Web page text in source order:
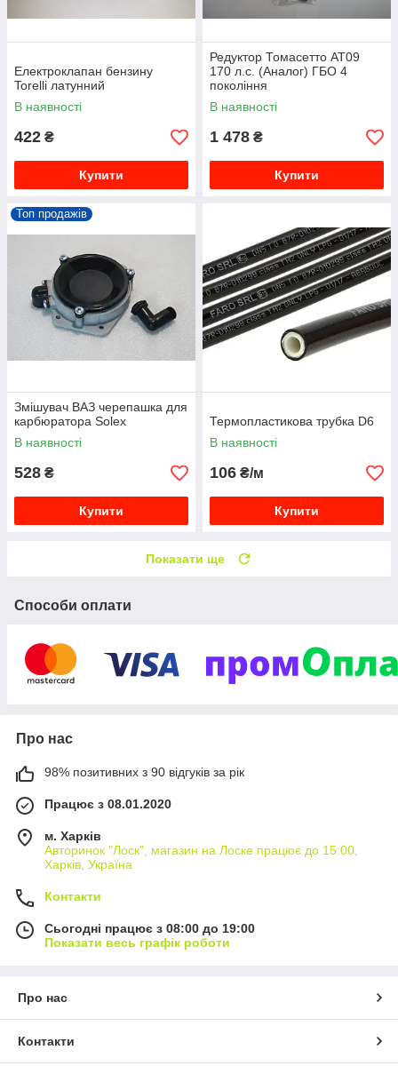
Електроклапан бензину
Torelli латунний
В наявності
422 ₴
Купити
Редуктор Томасетто АТ09
170 л.с. (Аналог) ГБО 4
покоління
В наявності
1 478 ₴
Купити
Топ продажів
Змішувач ВАЗ черепашка для
карбюратора Solex
В наявності
528 ₴
Купити
Термопластикова трубка D6
В наявності
106 ₴/м
Купити
Показати ще
Способи оплати
Про нас
98% позитивних з 90 відгуків за рік
Працює з 08.01.2020
м. Харків
Авторинок "Лоск", магазин на Лоске працює до 15:00,
Харків, Україна
Контакти
Сьогодні працює з 08:00 до 19:00
Показати весь графік роботи
Про нас
Контакти